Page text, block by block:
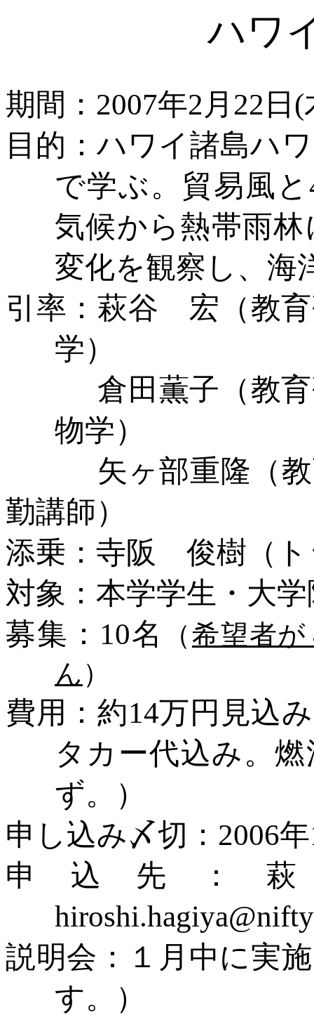
ハワ
期間： 2007年2月22日
目的：ハワイ諸島ハ
で学ぶ。貿易風と
気候から熱帯雨
変化を観察し、海
引率：萩谷 宏（教
学）
倉田薫子（教育研
物学）
矢ヶ部重隆（教育
勤講師）
添乗：寺阪 俊樹（ト
対象：本学学生・大
募集： 10名 （希望者
ん ）
費用：約14万円見込
タカー代込み。
ず。）
申し込み〆切： 2006
申込先：
説明会：１月中に実
す。）